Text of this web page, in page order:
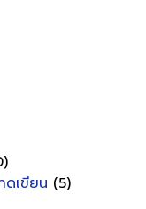
ดเขียน (5)